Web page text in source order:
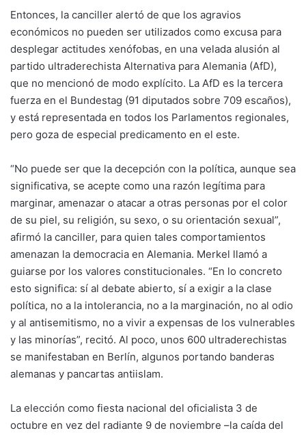
Entonces, la canciller alertó de que los agravios
económicos no pueden ser utilizados como excusa para
desplegar actitudes xenófobas, en una velada alusión al
partido ultraderechista Alternativa para Alemania (AfD),
que no mencionó de modo explícito. La AfD es la tercera
fuerza en el Bundestag (91 diputados sobre 709 escaños),
y está representada en todos los Parlamentos regionales,
pero goza de especial predicamento en el este.
“No puede ser que la decepción con la política, aunque sea
significativa, se acepte como una razón legítima para
marginar, amenazar o atacar a otras personas por el color
de su piel, su religión, su sexo, o su orientación sexual”,
afirmó la canciller, para quien tales comportamientos
amenazan la democracia en Alemania. Merkel llamó a
guiarse por los valores constitucionales. “En lo concreto
esto significa: sí al debate abierto, sí a exigir a la clase
política, no a la intolerancia, no a la marginación, no al odio
y al antisemitismo, no a vivir a expensas de los vulnerables
y las minorías”, recitó. Al poco, unos 600 ultraderechistas
se manifestaban en Berlín, algunos portando banderas
alemanas y pancartas antiislam.
La elección como fiesta nacional del oficialista 3 de
octubre en vez del radiante 9 de noviembre –la caída del